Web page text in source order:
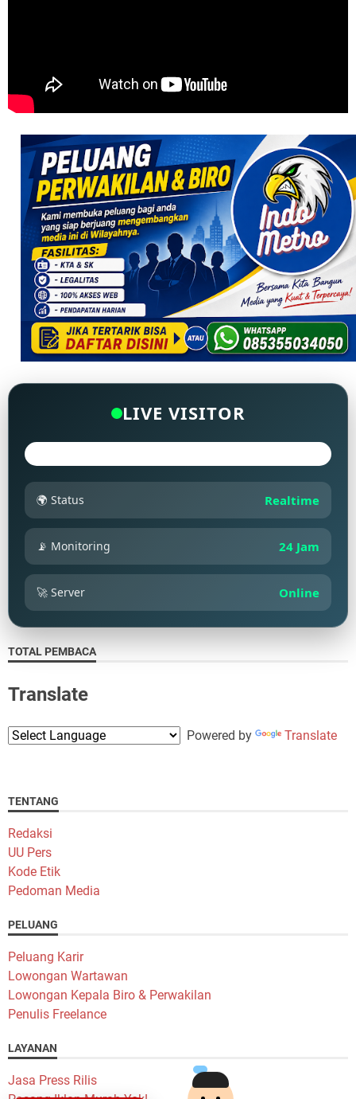
LIVE VISITOR
🌍 Status Realtime
📡 Monitoring 24 Jam
🚀 Server Online
TOTAL PEMBACA
Translate
Powered by Translate
TENTANG
Redaksi
UU Pers
Kode Etik
Pedoman Media
PELUANG
Peluang Karir
Lowongan Wartawan
Lowongan Kepala Biro & Perwakilan
Penulis Freelance
LAYANAN
Jasa Press Rilis